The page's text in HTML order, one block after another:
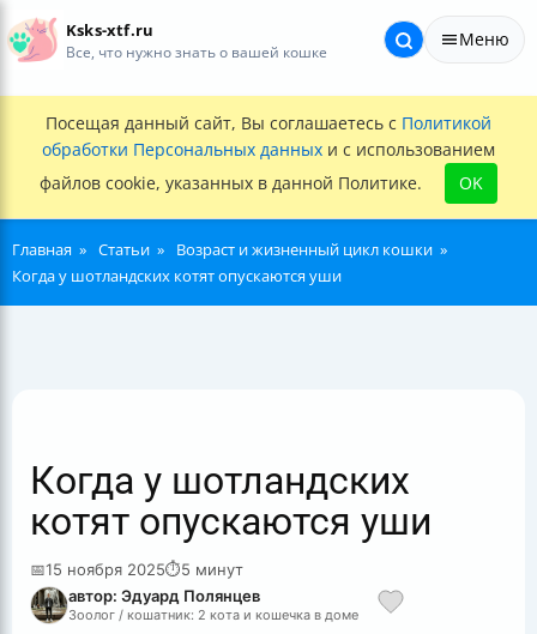
Ksks-xtf.ru
Все, что нужно знать о вашей кошке
Меню
Посещая данный сайт, Вы соглашаетесь с Политикой
обработки Персональных данных и с использованием
файлов cookie, указанных в данной Политике.
OK
Главная Статьи
Возраст и жизненный цикл кошки
Когда у шотландских котят опускаются уши
Когда у шотландских
котят опускаются уши
📅15 ноября 2025⏱5 минут
автор: Эдуард Полянцев
Зоолог / кошатник: 2 кота и кошечка в доме